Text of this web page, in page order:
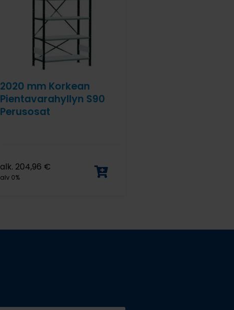
2020 mm Korkean
Pientavarahyllyn S90
Perusosat
alk. 204,96 €
alv 0%